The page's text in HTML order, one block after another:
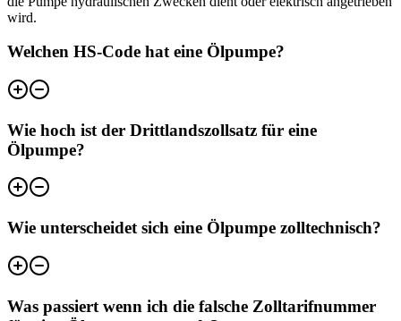
wird.
Welchen HS-Code hat eine Ölpumpe?
Wie hoch ist der Drittlandszollsatz für eine
Ölpumpe?
Wie unterscheidet sich eine Ölpumpe zolltechnisch?
Was passiert wenn ich die falsche Zolltarifnummer